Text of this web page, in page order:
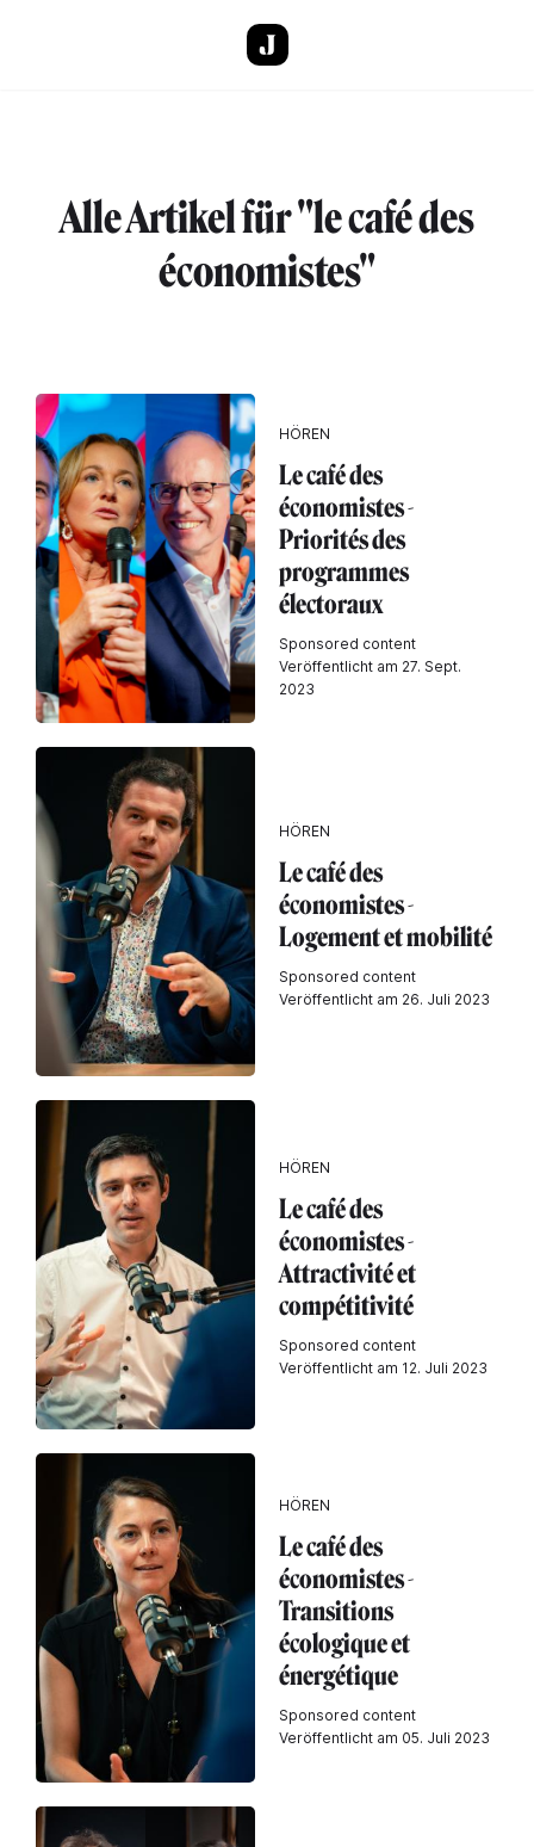
Alle Artikel für "le café des
économistes"
HÖREN
Le café des
économistes -
Priorités des
programmes
électoraux
Sponsored content
Veröffentlicht am 27. Sept.
2023
HÖREN
Le café des
économistes -
Logement et mobilité
Sponsored content
Veröffentlicht am 26. Juli 2023
HÖREN
Le café des
économistes -
Attractivité et
compétitivité
Sponsored content
Veröffentlicht am 12. Juli 2023
HÖREN
Le café des
économistes -
Transitions
écologique et
énergétique
Sponsored content
Veröffentlicht am 05. Juli 2023